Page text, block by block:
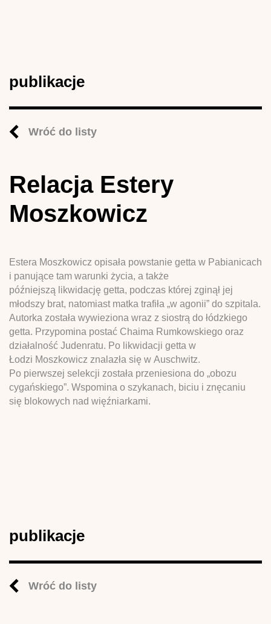
publikacje
Wróć do listy
Relacja Estery
Moszkowicz
Estera Moszkowicz opisała powstanie getta w Pabianicach
i panujące tam warunki życia, a także
późniejszą likwidację getta, podczas której zginął jej
młodszy brat, natomiast matka trafiła „w agonii” do szpitala.
Autorka została wywieziona wraz z siostrą do łódzkiego
getta. Przypomina postać Chaima Rumkowskiego oraz
działalność Judenratu. Po likwidacji getta w
Łodzi Moszkowicz znalazła się w Auschwitz.
Po pierwszej selekcji została przeniesiona do „obozu
cygańskiego”. Wspomina o szykanach, biciu i znęcaniu
się blokowych nad więźniarkami.
publikacje
Wróć do listy